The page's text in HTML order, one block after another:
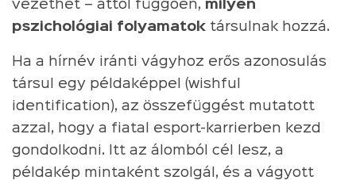
vezethet – attól függően, milyen
pszichológiai folyamatok társulnak hozzá.
Ha a hírnév iránti vágyhoz erős azonosulás
társul egy példaképpel (wishful
identification), az összefüggést mutatott
azzal, hogy a fiatal esport-karrierben kezd
gondolkodni. Itt az álomból cél lesz, a
példakép mintaként szolgál, és a vágyott